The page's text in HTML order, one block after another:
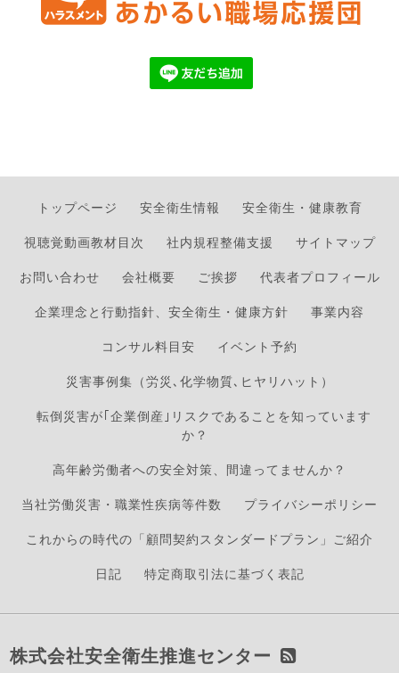
トップページ 安全衛生情報
安全衛生・健康教育
視聴覚動画教材目次
社内規程整備支援
サイトマップ
お問い合わせ
会社概要 ご挨拶
代表者プロフィール
企業理念と行動指針、安全衛生・健康方針
事業内容
コンサル料目安
イベント予約
災害事例集（労災､化学物質､ヒヤリハット）
転倒災害が｢企業倒産｣リスクであることを知っています
か？
高年齢労働者への安全対策、間違ってませんか？
当社労働災害・職業性疾病等件数
プライバシーポリシー
これからの時代の「顧問契約スタンダードプラン」ご紹介
日記
特定商取引法に基づく表記
株式会社安全衛生推進センター